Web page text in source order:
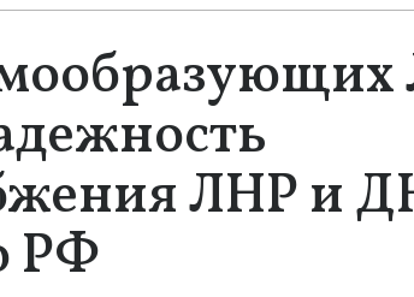
ЛНР и
РФ